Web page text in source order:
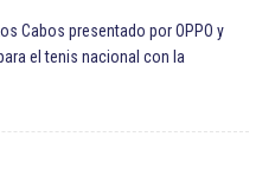
Cabos presentado por OPPO y
el tenis nacional con la